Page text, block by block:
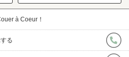
à Coeur！
る